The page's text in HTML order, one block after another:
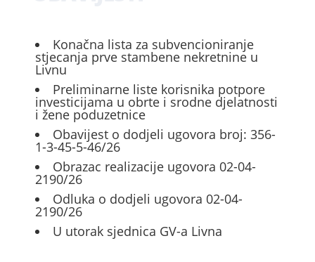
Konačna lista za subvencioniranje
stjecanja prve stambene nekretnine u
Livnu
Preliminarne liste korisnika potpore
investicijama u obrte i srodne djelatnosti
i žene poduzetnice
Obavijest o dodjeli ugovora broj: 356-
1-3-45-5-46/26
Obrazac realizacije ugovora 02-04-
2190/26
Odluka o dodjeli ugovora 02-04-
2190/26
U utorak sjednica GV-a Livna